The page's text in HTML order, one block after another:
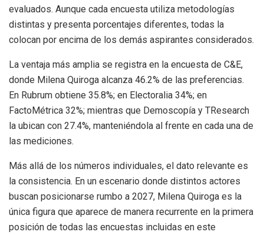
evaluados. Aunque cada encuesta utiliza metodologías
distintas y presenta porcentajes diferentes, todas la
colocan por encima de los demás aspirantes considerados.
La ventaja más amplia se registra en la encuesta de C&E,
donde Milena Quiroga alcanza 46.2% de las preferencias.
En Rubrum obtiene 35.8%; en Electoralia 34%; en
FactoMétrica 32%; mientras que Demoscopía y TResearch
la ubican con 27.4%, manteniéndola al frente en cada una de
las mediciones.
Más allá de los números individuales, el dato relevante es
la consistencia. En un escenario donde distintos actores
buscan posicionarse rumbo a 2027, Milena Quiroga es la
única figura que aparece de manera recurrente en la primera
posición de todas las encuestas incluidas en este